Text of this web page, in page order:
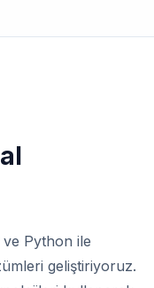
Python ile
geliştiriyoruz.